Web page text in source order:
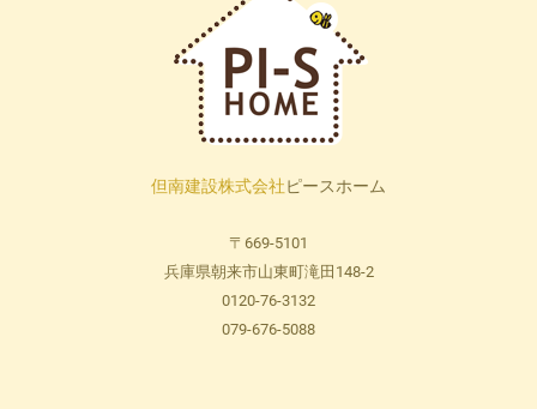
但南建設株式会社ピースホーム
〒669-5101
兵庫県朝来市山東町滝田148-2
0120-76-3132
079-676-5088